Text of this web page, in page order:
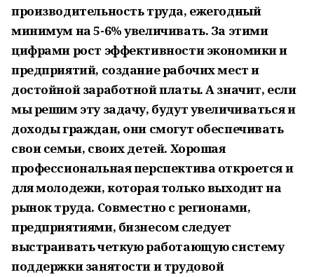
производительность труда, ежегодный
минимум на 5-6% увеличивать. За этими
цифрами рост эффективности экономики и
предприятий, создание рабочих мест и
достойной заработной платы. А значит, если
мы решим эту задачу, будут увеличиваться и
доходы граждан, они смогут обеспечивать
свои семьи, своих детей. Хорошая
профессиональная перспектива откроется и
для молодежи, которая только выходит на
рынок труда. Совместно с регионами,
предприятиями, бизнесом следует
выстраивать четкую работающую систему
поддержки занятости и трудовой